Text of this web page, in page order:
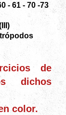
- 61 - 70 -73
de
dichos
color.